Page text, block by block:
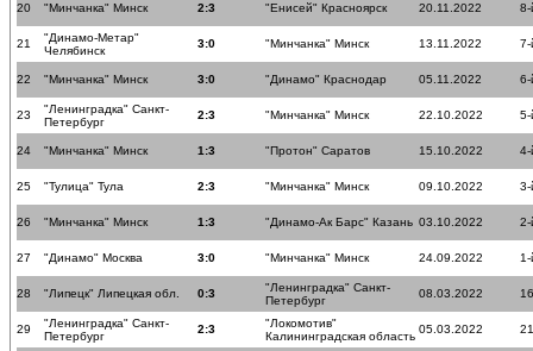
20 "Минчанка" Минск 2:3 "Енисей" Красноярск 20.11.2022 8-
21
"Динамо-Метар"
Челябинск
3:0 "Минчанка" Минск 13.11.2022 7-
22 "Минчанка" Минск 3:0 "Динамо" Краснодар 05.11.2022 6-
23
"Ленинградка" Санкт-
Петербург
2:3 "Минчанка" Минск 22.10.2022 5-
24 "Минчанка" Минск 1:3 "Протон" Саратов 15.10.2022 4-
25 "Тулица" Тула 2:3 "Минчанка" Минск 09.10.2022 3-
26 "Минчанка" Минск 1:3 "Динамо-Ак Барс" Казань 03.10.2022 2-
27 "Динамо" Москва 3:0 "Минчанка" Минск 24.09.2022
28 "Липецк" Липецкая обл. 0:3
"Ленинградка" Санкт-
Петербург
08.03.2022
29
"Ленинградка" Санкт-
Петербург
2:3
"Локомотив"
Калининградская область
05.03.2022